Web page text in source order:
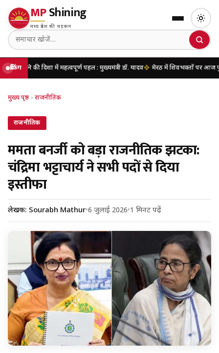
MPShining
मध्य प्रदेश की धड़कन
ब्रेकिंग
दिशा में महत्वपूर्ण पहल : मुख्यमंत्री डॉ. यादव मेरठ में शिवभक्तों पर आज पुष्पवर्षा करेंगे
मुख्य पृष्ठ › राजनीतिक
राजनीतिक
ममता बनर्जी को बड़ा राजनीतिक झटका:
चंद्रिमा भट्टाचार्य ने सभी पदों से दिया
इस्तीफा
लेखक: Sourabh Mathur•6 जुलाई 2026•1 मिनट पढ़ें